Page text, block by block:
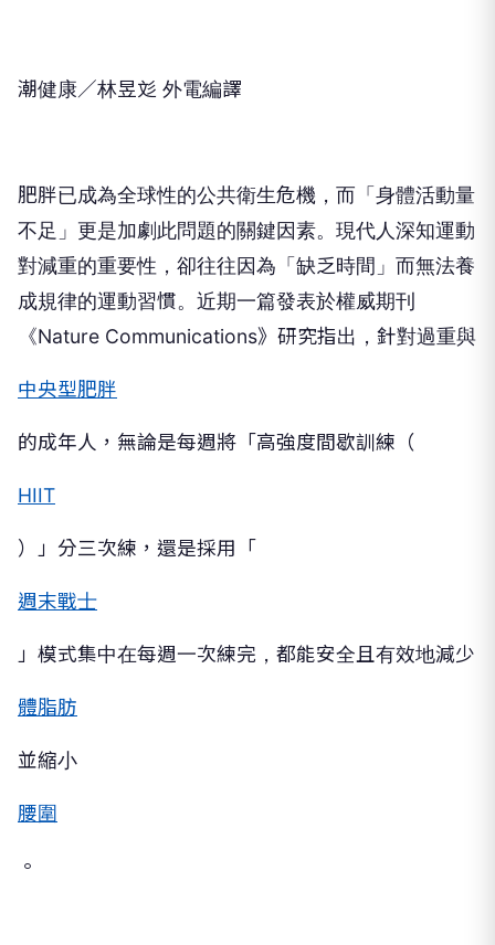
潮健康／林昱彣 外電編譯
肥胖已成為全球性的公共衛生危機，而「身體活動量
不足」更是加劇此問題的關鍵因素。現代人深知運動
對減重的重要性，卻往往因為「缺乏時間」而無法養
成規律的運動習慣。近期一篇發表於權威期刊
《Nature Communications》研究指出，針對過重與
中央型肥胖
的成年人，無論是每週將「高強度間歇訓練（
HIIT
）」分三次練，還是採用「
週末戰士
」模式集中在每週一次練完，都能安全且有效地減少
體脂肪
並縮小
腰圍
。